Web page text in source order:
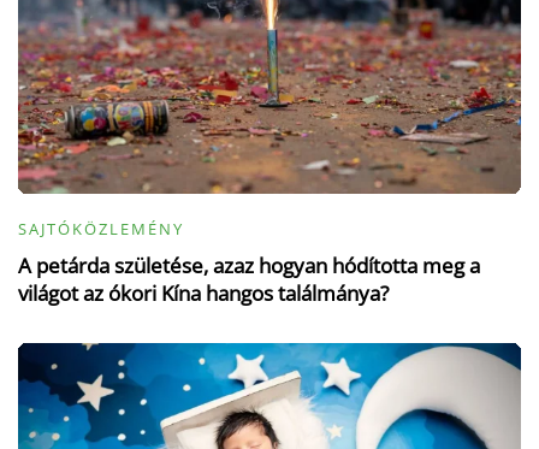
SAJTÓKÖZLEMÉNY
A petárda születése, azaz hogyan hódította meg a
világot az ókori Kína hangos találmánya?